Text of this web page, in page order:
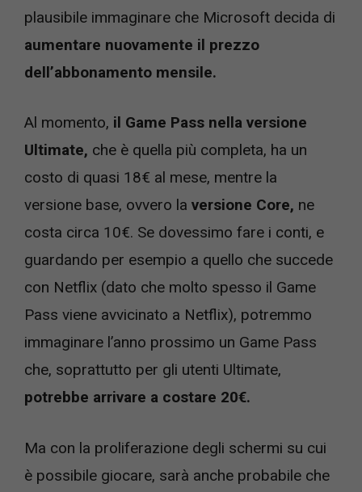
plausibile immaginare che Microsoft decida di
aumentare nuovamente il prezzo
dell’abbonamento mensile.
Al momento, il Game Pass nella versione
Ultimate, che è quella più completa, ha un
costo di quasi 18€ al mese, mentre la
versione base, ovvero la versione Core, ne
costa circa 10€. Se dovessimo fare i conti, e
guardando per esempio a quello che succede
con Netflix (dato che molto spesso il Game
Pass viene avvicinato a Netflix), potremmo
immaginare l’anno prossimo un Game Pass
che, soprattutto per gli utenti Ultimate,
potrebbe arrivare a costare 20€.
Ma con la proliferazione degli schermi su cui
è possibile giocare, sarà anche probabile che